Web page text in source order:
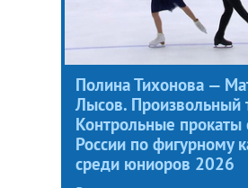
Полина Тихонова —
Лысов. Произвольный
Контрольные прокаты
России по фигурному
среди юниоров 2026